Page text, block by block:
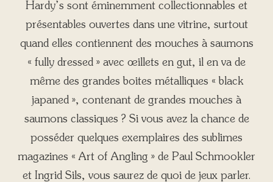
Hardy’s sont éminemment collectionnables et
présentables ouvertes dans une vitrine, surtout
quand elles contiennent des mouches à saumons
« fully dressed » avec œillets en gut, il en va de
même des grandes boites métalliques « black
japaned », contenant de grandes mouches à
saumons classiques ? Si vous avez la chance de
posséder quelques exemplaires des sublimes
magazines « Art of Angling » de Paul Schmookler
et Ingrid Sils, vous saurez de quoi de jeux parler.